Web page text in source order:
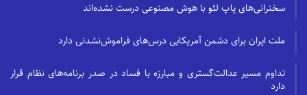
آن‌ها توجه کرد. قوانین و مقررات پیچیده گمرکی و
و نقل، می‌توانند بر روند واردات مواد غذایی از چین تاثیر
منفی بگذارند.
سخنرانی‌های پاپ لئو با هوش مصنوعی درست نشده‌اند
ملت ایران برای دشمن آمریکایی درس‌های فراموش‌نشدنی دارد
تداوم مسیر عدالت‌گستری و مبارزه با فساد در صدر برنامه‌های نظام قرار
دارد